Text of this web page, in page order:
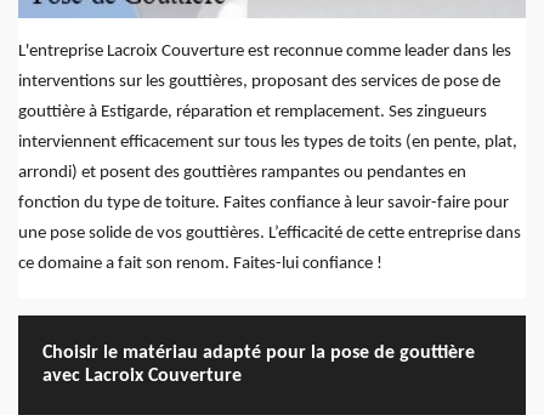
L'entreprise Lacroix Couverture est reconnue comme leader dans les
interventions sur les gouttières, proposant des services de pose de
gouttière à Estigarde, réparation et remplacement. Ses zingueurs
interviennent efficacement sur tous les types de toits (en pente, plat,
arrondi) et posent des gouttières rampantes ou pendantes en
fonction du type de toiture. Faites confiance à leur savoir-faire pour
une pose solide de vos gouttières. L’efficacité de cette entreprise dans
ce domaine a fait son renom. Faites-lui confiance !
Choisir le matériau adapté pour la pose de gouttière
avec Lacroix Couverture